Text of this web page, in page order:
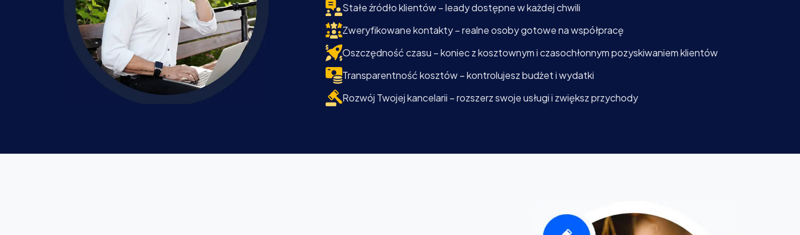
Stałe źródło klientów – leady dostępne w każdej chwili
Zweryfikowane kontakty – realne osoby gotowe na współpracę
Oszczędność czasu – koniec z kosztownym i czasochłonnym pozyskiwaniem klientów
Transparentność kosztów – kontrolujesz budżet i wydatki
Rozwój Twojej kancelarii – rozszerz swoje usługi i zwiększ przychody